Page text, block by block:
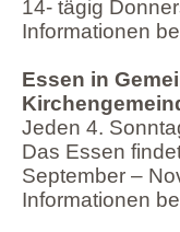
14- tägig
Informationen
Essen in
Jeden 4.
Das Essen
September –
Informationen